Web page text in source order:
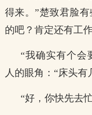
得来。”楚致君脸
的吧？肯定还有工
“我确实有个会
人的眼角：“床头
“好，你快先去